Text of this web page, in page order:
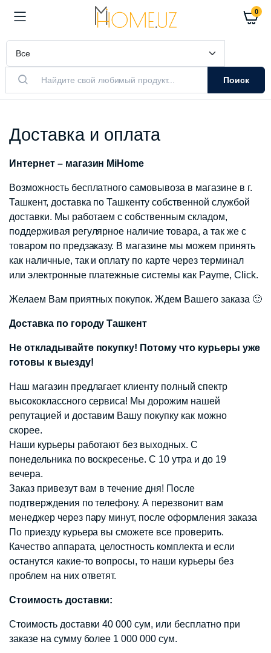
0
Поиск
Доставка и оплата
Интернет – магазин MiHome
Возможность бесплатного самовывоза в магазине в г.
Ташкент, доставка по Ташкенту собственной службой
доставки. Мы работаем с собственным складом,
поддерживая регулярное наличие товара, а так же с
товаром по предзаказу. В магазине мы можем принять
как наличные, так и оплату по карте через терминал
или электронные платежные системы как Payme, Click.
Желаем Вам приятных покупок. Ждем Вашего заказа 🙂
Доставка по городу Ташкент
Не откладывайте покупку! Потому что курьеры уже
готовы к выезду!
Наш магазин предлагает клиенту полный спектр
высококлассного сервиса! Мы дорожим нашей
репутацией и доставим Вашу покупку как можно
скорее.
Наши курьеры работают без выходных. С
понедельника по воскресенье. С 10 утра и до 19
вечера.
Заказ привезут вам в течение дня! После
подтверждения по телефону. А перезвонит вам
менеджер через пару минут, после оформления заказа
По приезду курьера вы сможете все проверить.
Качество аппарата, целостность комплекта и если
останутся какие-то вопросы, то наши курьеры без
проблем на них ответят.
Стоимость доставки:
Стоимость доставки 40 000 сум, или бесплатно при
заказе на сумму более 1 000 000 сум.